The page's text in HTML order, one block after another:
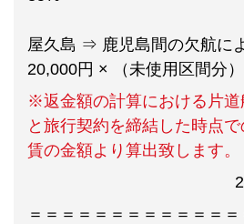
屋久島 ⇒ 鹿児島間の欠航に
20,000円 × （未使用区間分
※返金額の計算における片道
と旅行契約を締結した時点
賃の金額より算出致します。
＝＝＝＝＝＝＝＝＝＝＝＝